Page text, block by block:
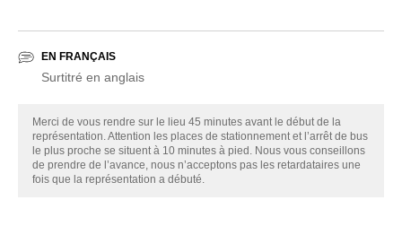
EN FRANÇAIS
Surtitré en anglais
Merci de vous rendre sur le lieu 45 minutes avant le début de la
représentation. Attention les places de stationnement et l’arrêt de bus
le plus proche se situent à 10 minutes à pied. Nous vous conseillons
de prendre de l’avance, nous n’acceptons pas les retardataires une
fois que la représentation a débuté.